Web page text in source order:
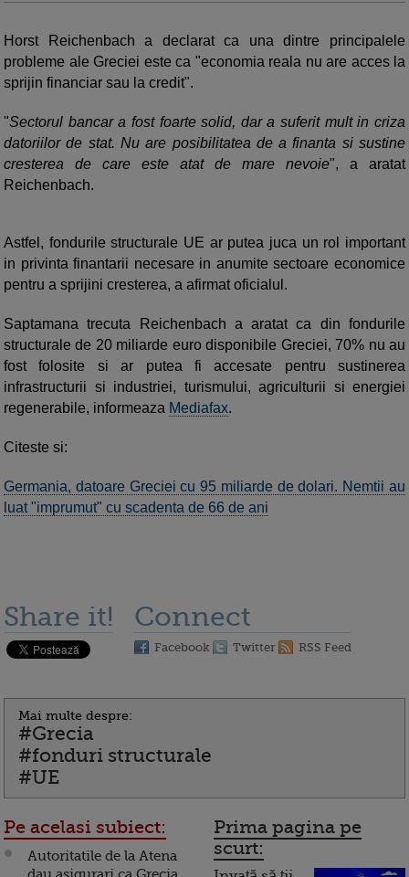
Horst Reichenbach a declarat ca una dintre principalele
probleme ale Greciei este ca "economia reala nu are acces la
sprijin financiar sau la credit".
"Sectorul bancar a fost foarte solid, dar a suferit mult in criza
datoriilor de stat. Nu are posibilitatea de a finanta si sustine
cresterea de care este atat de mare nevoie", a aratat
Reichenbach.
Astfel, fondurile structurale UE ar putea juca un rol important
in privinta finantarii necesare in anumite sectoare economice
pentru a sprijini cresterea, a afirmat oficialul.
Saptamana trecuta Reichenbach a aratat ca din fondurile
structurale de 20 miliarde euro disponibile Greciei, 70% nu au
fost folosite si ar putea fi accesate pentru sustinerea
infrastructurii si industriei, turismului, agriculturii si energiei
regenerabile, informeaza Mediafax.
Citeste si:
Germania, datoare Greciei cu 95 miliarde de dolari. Nemtii au
luat "imprumut" cu scadenta de 66 de ani
Share it! Connect
Facebook Twitter RSS Feed
Mai multe despre:
#Grecia
#fonduri structurale
#UE
Pe acelasi subiect:
Autoritatile de la Atena
Prima pagina pe
scurt: